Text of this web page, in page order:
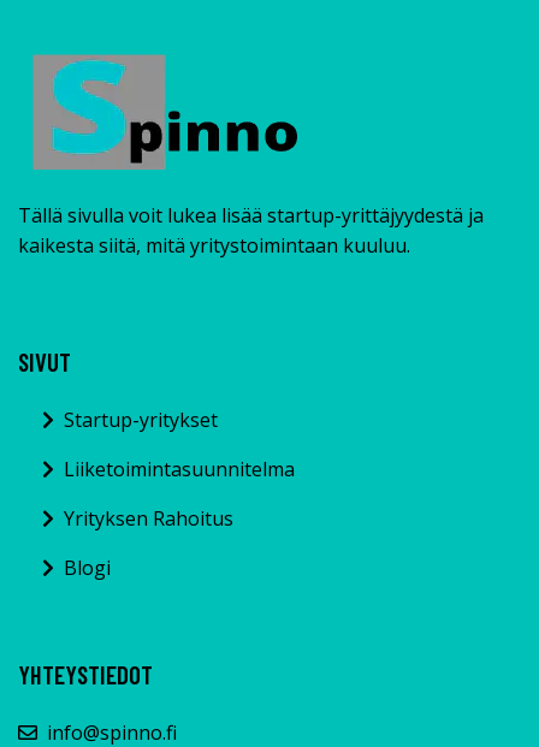
Tällä sivulla voit lukea lisää startup-yrittäjyydestä ja
kaikesta siitä, mitä yritystoimintaan kuuluu.
SIVUT
Startup-yritykset
Liiketoimintasuunnitelma
Yrityksen Rahoitus
Blogi
YHTEYSTIEDOT
info@spinno.fi